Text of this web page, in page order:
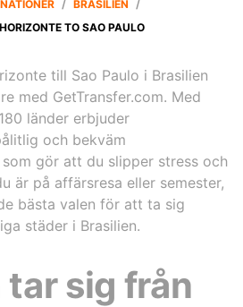
/ BRASILIEN /
TO SAO PAULO
till Sao Paulo i Brasilien
med GetTransfer.com. Med
länder erbjuder
och bekväm
gör att du slipper stress och
är på affärsresa eller semester,
bästa valen för att ta sig
städer i Brasilien.
tar sig från